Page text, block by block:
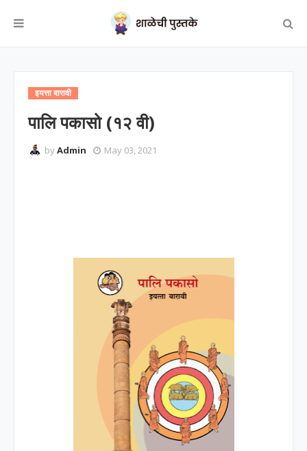
इयत्ता बारावी
पालि पकासो (१२ वी)
byAdmin May 03, 2021